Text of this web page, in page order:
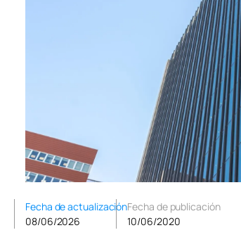
Fecha de actualización
08/06/2026
Fecha de publicación
10/06/2020